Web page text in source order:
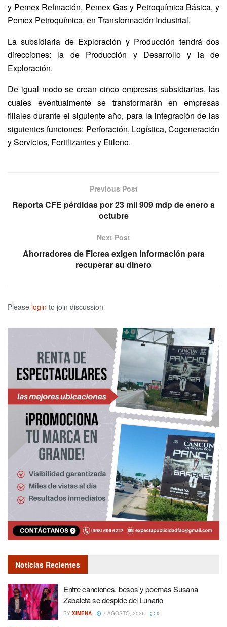
y Pemex Refinación, Pemex Gas y Petroquímica Básica, y
Pemex Petroquímica, en Transformación Industrial.
La subsidiaria de Exploración y Producción tendrá dos
direcciones: la de Producción y Desarrollo y la de
Exploración.
De igual modo se crean cinco empresas subsidiarias, las
cuales eventualmente se transformarán en empresas
filiales durante el siguiente año, para la integración de las
siguientes funciones: Perforación, Logística, Cogeneración
y Servicios, Fertilizantes y Etileno.
Previous Post
Reporta CFE pérdidas por 23 mil 909 mdp de enero a
octubre
Next Post
Ahorradores de Ficrea exigen información para
recuperar su dinero
Please login to join discussion
Noticias Recientes
Entre canciones, besos y poemas Susana
Zabaleta se despide del Lunario
BY XIMENA 7 AGOSTO, 2026 0